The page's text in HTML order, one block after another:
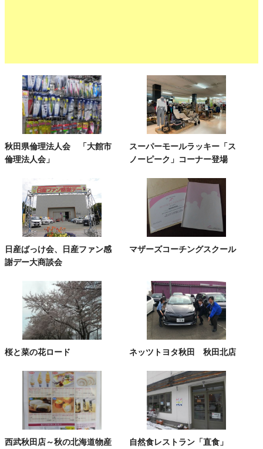
秋田県倫理法人会 「大館市
倫理法人会」
スーパーモールラッキー「ス
ノーピーク」コーナー登場
日産ばっけ会、日産ファン感
謝デー大商談会
マザーズコーチングスクール
桜と菜の花ロード ネッツトヨタ秋田 秋田北店
西武秋田店～秋の北海道物産
自然食レストラン「直食」